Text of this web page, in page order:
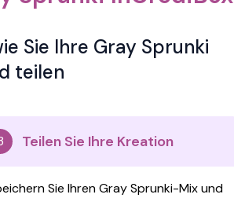
Sie Ihre Gray Sprunki
teilen
Teilen Sie Ihre Kreation
Sie Ihren Gray Sprunki-Mix und